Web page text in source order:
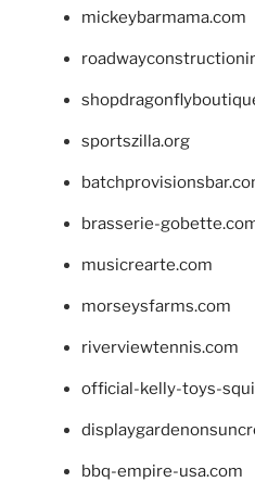
mickeybarmama.com
sportszilla.org
brasserie-
musicrearte.com
morseysfarms.com
riverviewtennis.com
official-kelly-toys-
bbq-empire-usa.com